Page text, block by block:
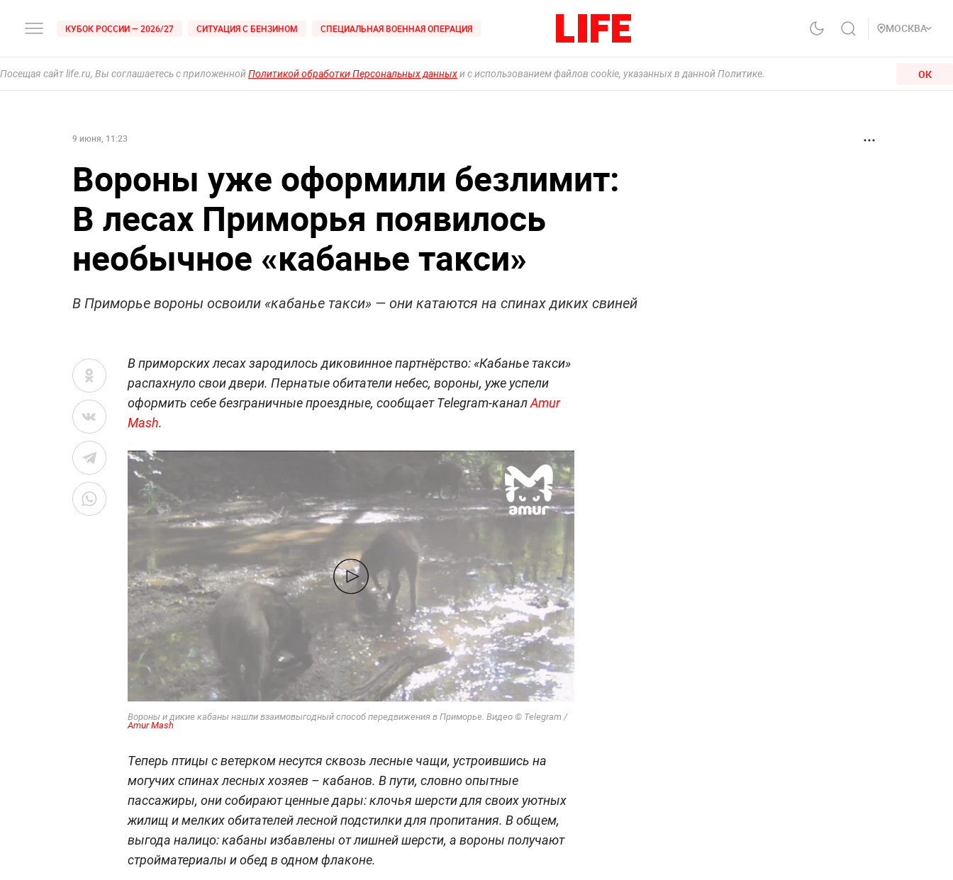
КУБОК РОССИИ — 2026/27 СИТУАЦИЯ С БЕНЗИНОМ СПЕЦИАЛЬНАЯ ВОЕННАЯ ОПЕРАЦИЯ МОСКВА
Посещая сайт life.ru, Вы соглашаетесь с приложеннойПолитикой обработки Персональных данныхи с использованием файлов cookie, указанных в данной Политике. ОК
9 июня, 11:23
Вороны уже оформили безлимит:
В лесах Приморья появилось
необычное «кабанье такси»
В Приморье вороны освоили «кабанье такси» — они катаются на спинах диких свиней
В приморских лесах зародилось диковинное партнёрство: «Кабанье такси»
распахнуло свои двери. Пернатые обитатели небес, вороны, уже успели
оформить себе безграничные проездные, сообщает Telegram-каналAmur
Mash.
Вороны и дикие кабаны нашли взаимовыгодный способ передвижения в Приморье. Видео © Telegram /
Amur Mash
Теперь птицы с ветерком несутся сквозь лесные чащи, устроившись на
могучих спинах лесных хозяев – кабанов. В пути, словно опытные
пассажиры, они собирают ценные дары: клочья шерсти для своих уютных
жилищ и мелких обитателей лесной подстилки для пропитания. В общем,
выгода налицо: кабаны избавлены от лишней шерсти, а вороны получают
стройматериалы и обед в одном флаконе.